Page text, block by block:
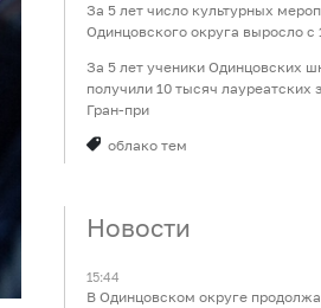
За 5 лет число культурных
Одинцовского округа выросло с
За 5 лет ученики Одинцовских
получили 10 тысяч лауреатских
Гран-при
облако тем
Новости
15:44
В Одинцовском округе